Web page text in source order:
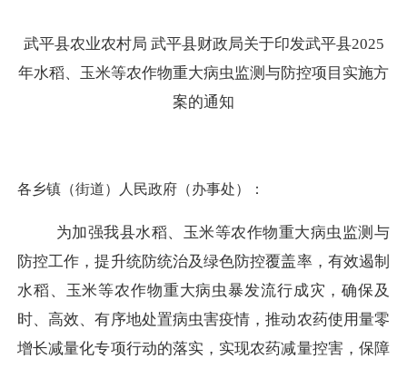
武平县农业农村局 武平县财政局关于印发武平县2025
年水稻、玉米等农作物重大病虫监测与防控项目实施方
案的通知
各乡镇（街道）人民政府（办事处）：
为加强我县水稻、玉米等农作物重大病虫监测与
防控工作，提升统防统治及绿色防控覆盖率，有效遏制
水稻、玉米等农作物重大病虫暴发流行成灾，确保及
时、高效、有序地处置病虫害疫情，推动农药使用量零
增长减量化专项行动的落实，实现农药减量控害，保障